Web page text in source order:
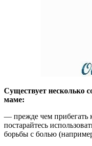
Существует несколько
маме:
— прежде чем прибегать
постарайтесь
борьбы с болью